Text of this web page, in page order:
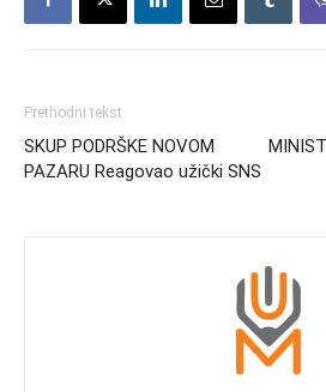
Prethodni tekst
SKUP PODRŠKE NOVOM
PAZARU Reagovao užički SNS